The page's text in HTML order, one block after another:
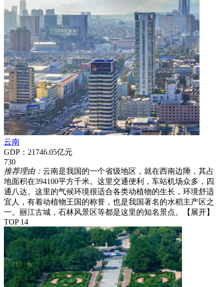
云南
GDP：21746.05亿元
730
推荐理由： 云南是我国的一个省级地区，就在西南边陲，其占
地面积在394100平方千米。这里交通便利，车站机场众多，四
通八达。这里的气候环境很适合各类动植物的生长，环境舒适
宜人，有着动植物王国的称誉，也是我国著名的水稻主产区之
一。丽江古城，石林风景区等都是这里的知名景点。
【展开】
TOP 14